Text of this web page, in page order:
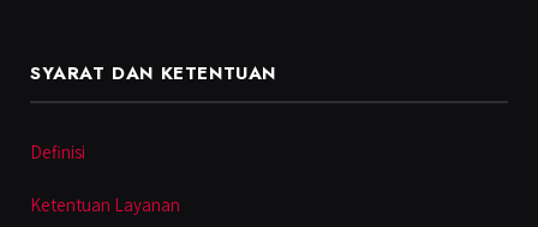
SYARAT DAN KETENTUAN
Definisi
Ketentuan Layanan